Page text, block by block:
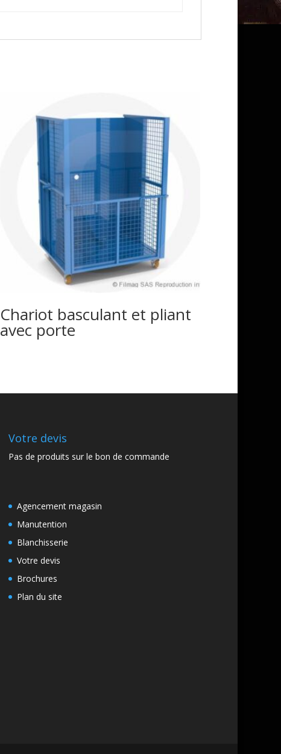
Chariot basculant et pliant
avec porte
Votre devis
Pas de produits sur le bon de commande
Agencement magasin
Manutention
Blanchisserie
Votre devis
Brochures
Plan du site